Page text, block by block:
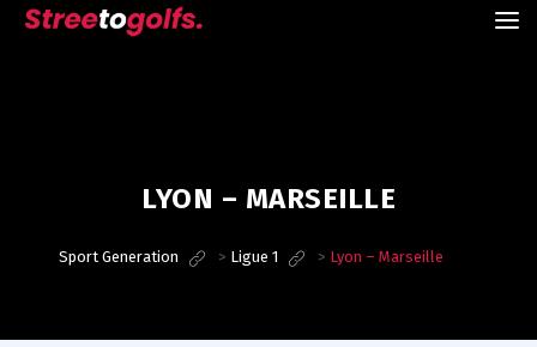
LYON – MARSEILLE
Sport Generation > Ligue 1 > Lyon – Marseille